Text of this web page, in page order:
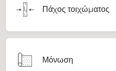
Πάχος τοιχώματος
Μόνωση